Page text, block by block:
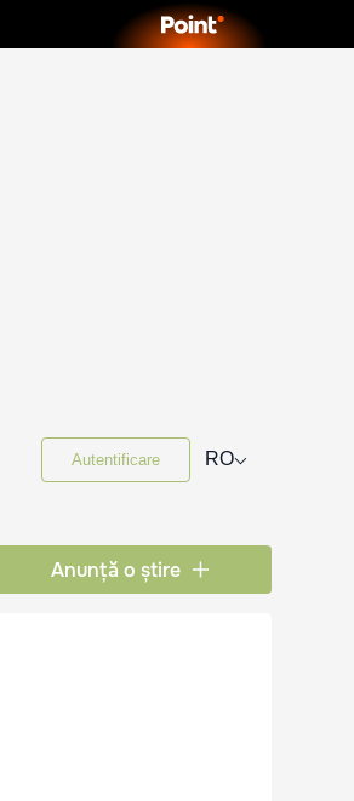
Autentificare RO⌵
Anunță o știre